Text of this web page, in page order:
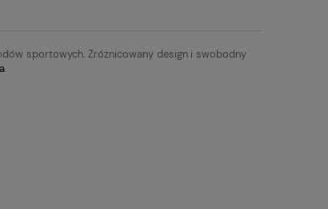
sportowych. Zróżnicowany design i swobodny
.